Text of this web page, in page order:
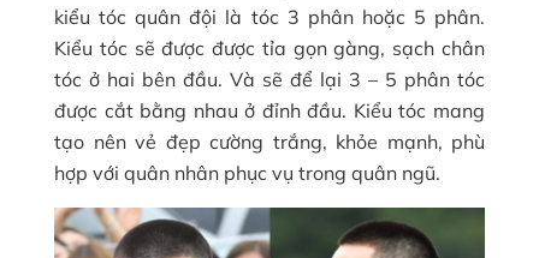
kiểu tóc quân đội là tóc 3 phân hoặc 5 phân.
Kiểu tóc sẽ được được tỉa gọn gàng, sạch chân
tóc ở hai bên đầu. Và sẽ để lại 3 – 5 phân tóc
được cắt bằng nhau ở đỉnh đầu. Kiểu tóc mang
tạo nên vẻ đẹp cường trắng, khỏe mạnh, phù
hợp với quân nhân phục vụ trong quân ngũ.